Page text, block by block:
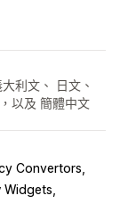
利文、 日文、
以及 簡體中文
Convertors
Widgets